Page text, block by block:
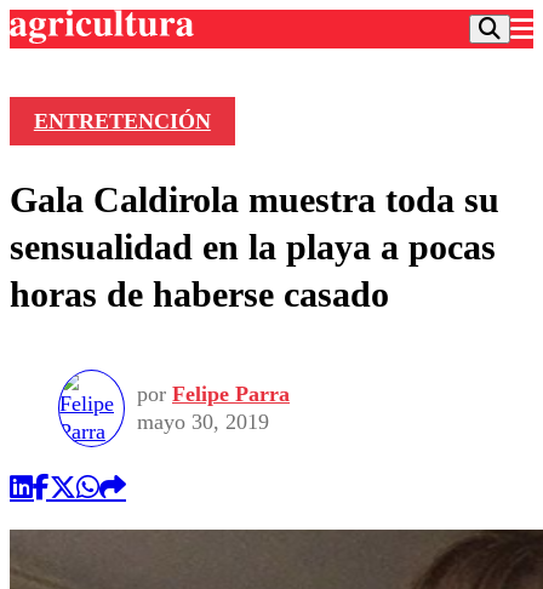
Frecuencias
Agricultura TV
Deportes
Colo Colo
Seleccion Chilena
Torneo Internacional
Entretención
Economía
Internacional
Publicaciones en medios
Opinión
ENTRETENCIÓN
Gala Caldirola muestra toda su
sensualidad en la playa a pocas
horas de haberse casado
por Felipe Parra
mayo 30, 2019